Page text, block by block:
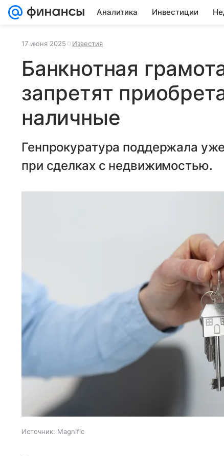
Аналитика Инвестиции
17 июня 2025 Известия
Банкнотная
запретят
наличные
Генпрокуратура поддержала
при сделках с недвижимостью.
Источник: Magnific